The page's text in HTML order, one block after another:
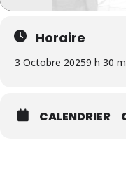
Horaire
3 Octobre 20259 h 30
CALENDRIER